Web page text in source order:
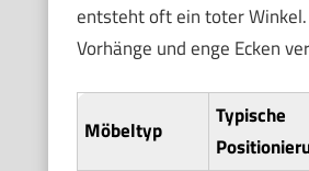
entsteht oft ein toter Winkel.
Vorhänge und enge Ecken
Möbeltyp
Typische